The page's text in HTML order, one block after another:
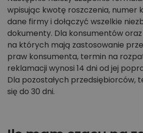
wpisując kwotę roszczenia, numer
dane firmy i dołączyć wszelkie
dokumenty. Dla konsumentów
na których mają zastosowanie
praw konsumenta, termin na
reklamacji wynosi 14 dni od jej
Dla pozostałych przedsiębiorców,
się do 30 dni.